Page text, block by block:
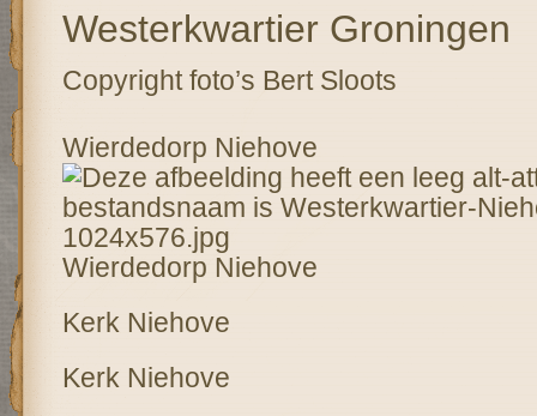
Westerkwartier Groningen
Copyright foto’s Bert Sloots
Wierdedorp Niehove
Wierdedorp Niehove
Kerk Niehove
Kerk Niehove